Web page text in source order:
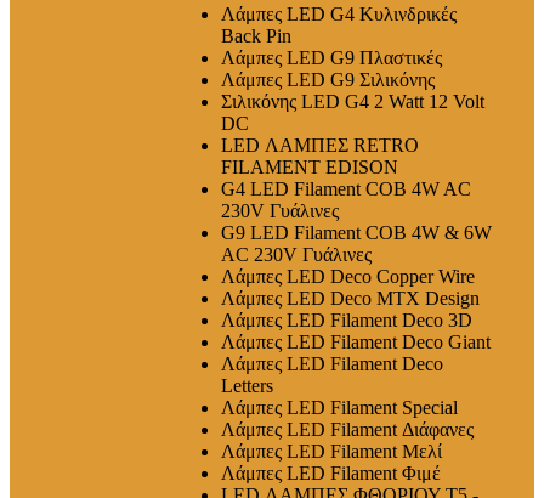
Λάμπες LED G4 Κυλινδρικές
Back Pin
Λάμπες LED G9 Πλαστικές
Λάμπες LED G9 Σιλικόνης
Σιλικόνης LED G4 2 Watt 12 Volt
DC
LED ΛΑΜΠΕΣ RETRO
FILAMENT EDISON
G4 LED Filament COB 4W AC
230V Γυάλινες
G9 LED Filament COB 4W & 6W
AC 230V Γυάλινες
Λάμπες LED Deco Copper Wire
Λάμπες LED Deco MTX Design
Λάμπες LED Filament Deco 3D
Λάμπες LED Filament Deco Giant
Λάμπες LED Filament Deco
Letters
Λάμπες LED Filament Special
Λάμπες LED Filament Διάφανες
Λάμπες LED Filament Μελί
Λάμπες LED Filament Φιμέ